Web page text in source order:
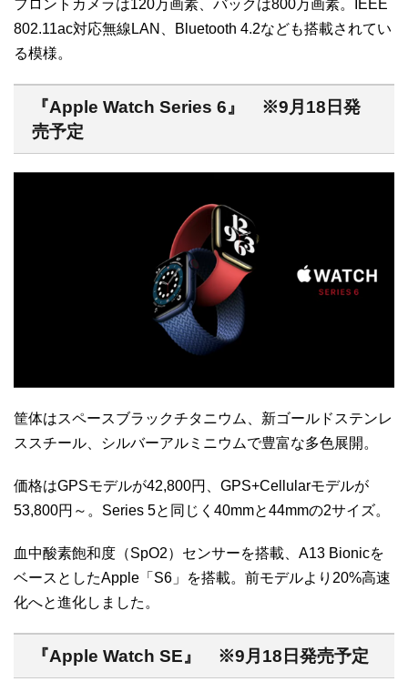
フロントカメラは120万画素、バックは800万画素。IEEE
802.11ac対応無線LAN、Bluetooth 4.2なども搭載されてい
る模様。
『Apple Watch Series 6』 ※9月18日発
売予定
筐体はスペースブラックチタニウム、新ゴールドステンレ
ススチール、シルバーアルミニウムで豊富な多色展開。
価格はGPSモデルが42,800円、GPS+Cellularモデルが
53,800円～。Series 5と同じく40mmと44mmの2サイズ。
血中酸素飽和度（SpO2）センサーを搭載、A13 Bionicを
ベースとしたApple「S6」を搭載。前モデルより20%高速
化へと進化しました。
『Apple Watch SE』 ※9月18日発売予定